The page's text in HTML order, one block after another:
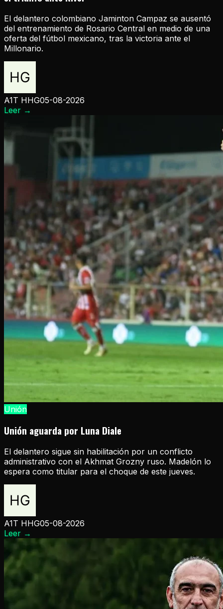
El delantero colombiano Jaminton Campaz se ausentó
del entrenamiento de Rosario Central en medio de una
oferta del fútbol mexicano, tras la victoria ante el
Millonario.
A1T HHG05-08-2026
Leer →
Unión
Unión aguarda por Luna Diale
El delantero sigue sin habilitación por un conflicto
administrativo con el Akhmat Grozny ruso. Madelón lo
espera como titular para el choque de este jueves.
A1T HHG05-08-2026
Leer →